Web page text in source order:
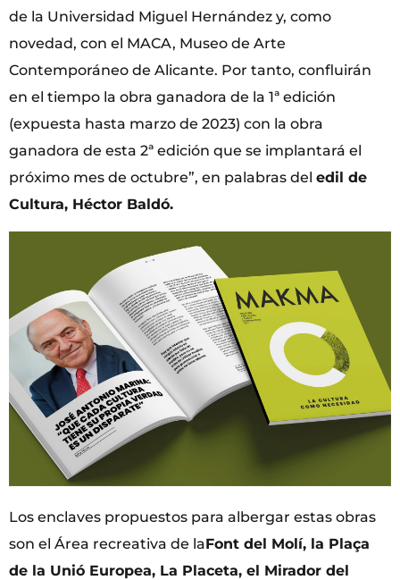
de la Universidad Miguel Hernández y, como
novedad, con el MACA, Museo de Arte
Contemporáneo de Alicante. Por tanto, confluirán
en el tiempo la obra ganadora de la 1ª edición
(expuesta hasta marzo de 2023) con la obra
ganadora de esta 2ª edición que se implantará el
próximo mes de octubre”, en palabras del edil de
Cultura, Héctor Baldó.
Los enclaves propuestos para albergar estas obras
son el Área recreativa de laFont del Molí, la Plaça
de la Unió Europea, La Placeta, el Mirador del